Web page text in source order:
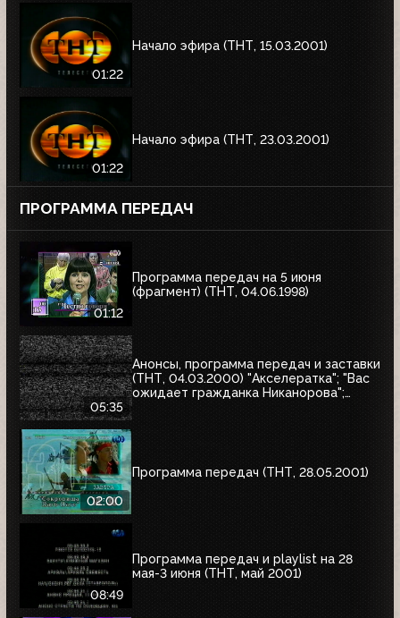
01:22
Начало эфира (ТНТ, 15.03.2001)
01:22
Начало эфира (ТНТ, 23.03.2001)
ПРОГРАММА ПЕРЕДАЧ
01:12
Программа передач на 5 июня
(фрагмент) (ТНТ, 04.06.1998)
05:35
Анонсы, программа передач и заставки
(ТНТ, 04.03.2000) "Акселератка"; "Вас
ожидает гражданка Никанорова";
02:00
Программа передач (ТНТ, 28.05.2001)
08:49
Программа передач и playlist на 28
мая-3 июня (ТНТ, май 2001)